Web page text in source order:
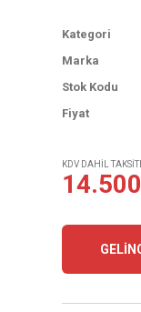
Kategori
Marka
Stok Kodu
Fiyat
KDV DAHİL